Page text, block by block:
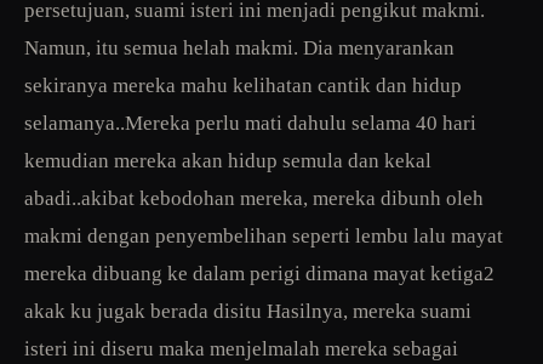
persetujuan, suami isteri ini menjadi pengikut makmi.
Namun, itu semua helah makmi. Dia menyarankan
sekiranya mereka mahu kelihatan cantik dan hidup
selamanya..Mereka perlu mati dahulu selama 40 hari
kemudian mereka akan hidup semula dan kekal
abadi..akibat kebodohan mereka, mereka dibunh oleh
makmi dengan penyembelihan seperti lembu lalu mayat
mereka dibuang ke dalam perigi dimana mayat ketiga2
akak ku jugak berada disitu Hasilnya, mereka suami
isteri ini diseru maka menjelmalah mereka sebagai